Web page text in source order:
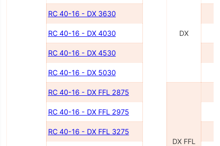
DX
RC 40-16 - DX 3630
RC 40-16 - DX 4030
RC 40-16 - DX 4530
RC 40-16 - DX 5030
RC 40-16 - DX FFL 2875
DX FFL
RC 40-16 - DX FFL 2975
RC 40-16 - DX FFL 3275